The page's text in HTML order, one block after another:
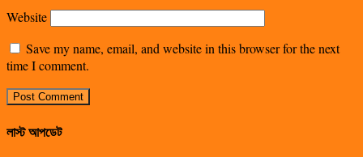
Website
Save my name, email, and website in this browser for the next
time I comment.
লাস্ট আপডেট